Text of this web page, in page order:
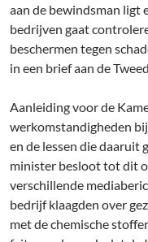
aan de bewindsman ligt
bedrijven gaat
beschermen tegen
in een brief aan de
Aanleiding voor de
werkomstandigheden
en de lessen die daaruit
minister besloot tot dit
verschillende
bedrijf klaagden over
met de chemische